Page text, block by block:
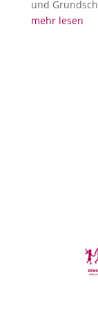
und
mehr lesen